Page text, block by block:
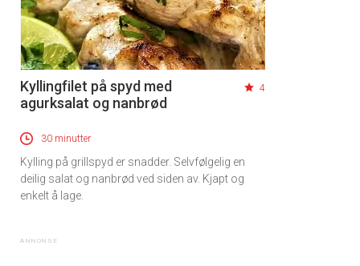
Kyllingfilet på spyd med
agurksalat og nanbrød
4
30 minutter
Kylling på grillspyd er snadder. Selvfølgelig en
deilig salat og nanbrød ved siden av. Kjapt og
enkelt å lage.